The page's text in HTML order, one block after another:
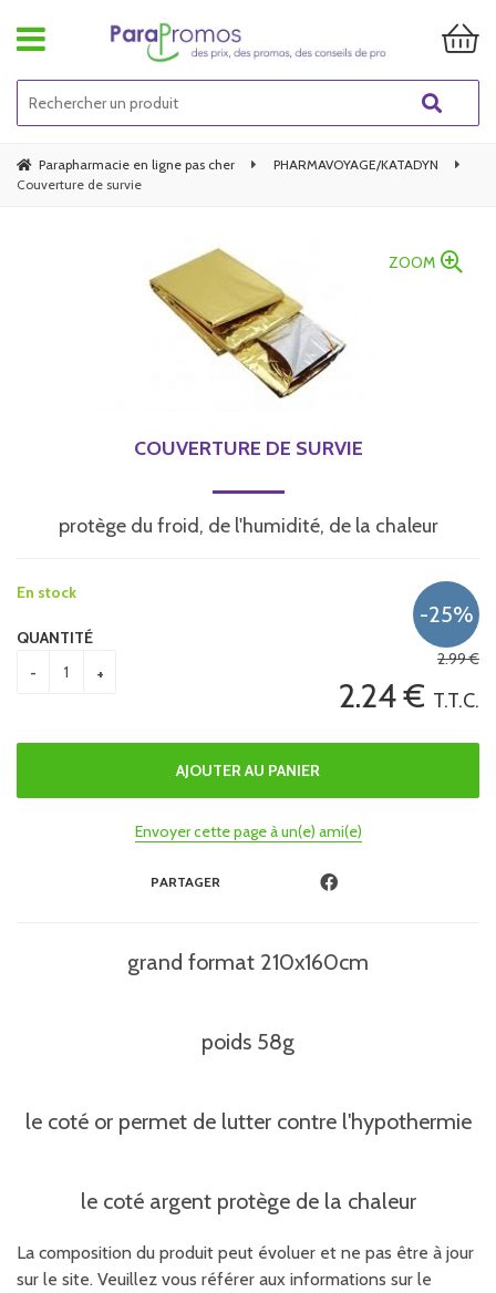
Parapharmacie en ligne pas cher
PHARMAVOYAGE/KATADYN
Couverture de survie
ZOOM
COUVERTURE DE SURVIE
protège du froid, de l'humidité, de la chaleur
2.99€
2.24€ T.T.C.
En stock
QUANTITÉ
Envoyer cette page à un(e) ami(e)
PARTAGER
grand format 210x160cm
poids 58g
le coté or permet de lutter contre l'hypothermie
le coté argent protège de la chaleur
La composition du produit peut évoluer et ne pas être à jour
sur le site. Veuillez vous référer aux informations sur le